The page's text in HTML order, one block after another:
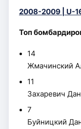
2008-2009 | U-
Топ
14
Жмачинский
11
Захаревич
7
Буйницкий